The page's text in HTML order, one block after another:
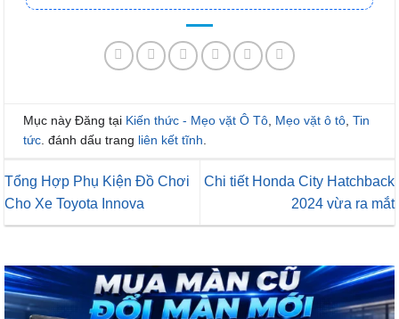
Mục này Đăng tại Kiến thức - Mẹo vặt Ô Tô, Mẹo vặt ô tô, Tin
tức. đánh dấu trang liên kết tĩnh.
Tổng Hợp Phụ Kiện Đồ Chơi
Cho Xe Toyota Innova
Chi tiết Honda City Hatchback
2024 vừa ra mắt